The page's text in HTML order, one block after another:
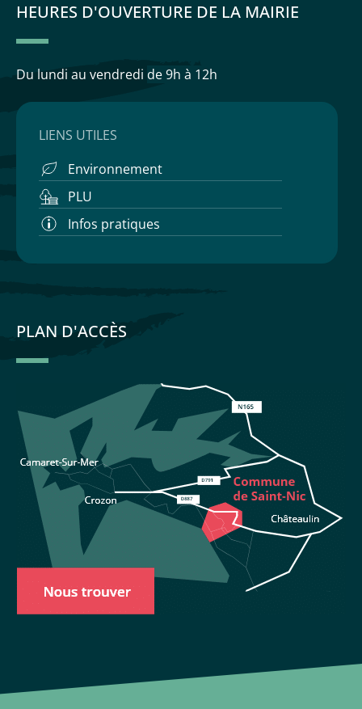
HEURES D'OUVERTURE DE LA MAIRIE
Du lundi au vendredi de 9h à 12h
LIENS UTILES
Environnement
PLU
Infos pratiques
PLAN D'ACCÈS